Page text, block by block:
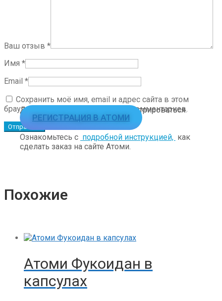
Ваш отзыв *
Имя *
Email *
Сохранить моё имя, email и адрес сайта в этом
браузере для последующих моих комментариев.
Для заказа необходимо зарегистрироваться.
РЕГИСТРАЦИЯ В АТОМИ
Ознакомьтесь с подробной инструкцией, как
сделать заказ на сайте Атоми.
Похожие
Атоми Фукоидан в
капсулах